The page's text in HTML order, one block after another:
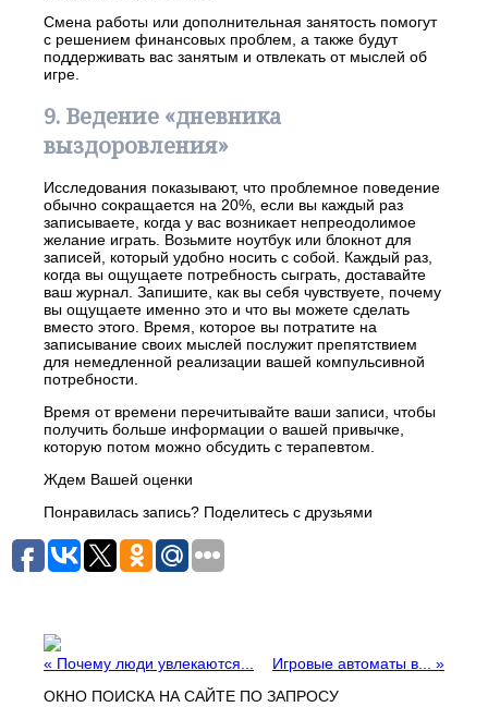
Смена работы или дополнительная занятость помогут
с решением финансовых проблем, а также будут
поддерживать вас занятым и отвлекать от мыслей об
игре.
9. Ведение «дневника
выздоровления»
Исследования показывают, что проблемное поведение
обычно сокращается на 20%, если вы каждый раз
записываете, когда у вас возникает непреодолимое
желание играть. Возьмите ноутбук или блокнот для
записей, который удобно носить с собой. Каждый раз,
когда вы ощущаете потребность сыграть, доставайте
ваш журнал. Запишите, как вы себя чувствуете, почему
вы ощущаете именно это и что вы можете сделать
вместо этого. Время, которое вы потратите на
записывание своих мыслей послужит препятствием
для немедленной реализации вашей компульсивной
потребности.
Время от времени перечитывайте ваши записи, чтобы
получить больше информации о вашей привычке,
которую потом можно обсудить с терапевтом.
Ждем Вашей оценки
Понравилась запись? Поделитесь с друзьями
« Почему люди увлекаются... Игровые автоматы в... »
ОКНО ПОИСКА НА САЙТЕ ПО ЗАПРОСУ